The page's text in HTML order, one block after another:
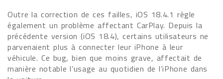
Outre la correction de ces failles, iOS 18.4.1 règle
également un problème affectant CarPlay. Depuis la
précédente version (iOS 18.4), certains utilisateurs ne
parvenaient plus à connecter leur iPhone à leur
véhicule. Ce bug, bien que moins grave, affectait de
manière notable l’usage au quotidien de l’iPhone dans